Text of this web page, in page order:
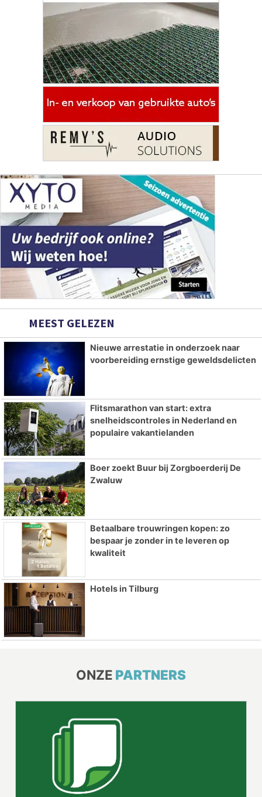
MEEST GELEZEN
Nieuwe arrestatie in onderzoek naar
voorbereiding ernstige geweldsdelicten
Flitsmarathon van start: extra
snelheidscontroles in Nederland en
populaire vakantielanden
Boer zoekt Buur bij Zorgboerderij De
Zwaluw
Betaalbare trouwringen kopen: zo
bespaar je zonder in te leveren op
kwaliteit
Hotels in Tilburg
ONZE PARTNERS